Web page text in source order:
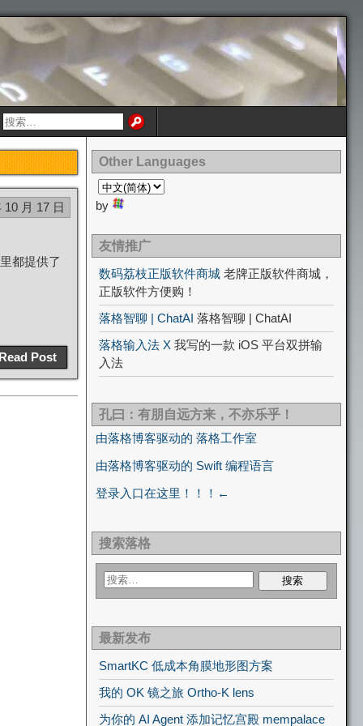
10 月 17 日
都提供了
Post
Other Languages
by
友情推广
数码荔枝正版软件商城 老牌正版软件商城，
正版软件方便购！
落格智聊 | ChatAI 落格智聊 | ChatAI
落格输入法 X 我写的一款 iOS 平台双拼输
入法
孔曰：有朋自远方来，不亦乐乎！
由落格博客驱动的 落格工作室
由落格博客驱动的 Swift 编程语言
登录入口在这里！！！←
搜索落格
最新发布
SmartKC 低成本角膜地形图方案
我的 OK 镜之旅 Ortho-K lens
为你的 AI Agent 添加记忆宫殿 mempalace